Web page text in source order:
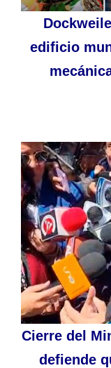
edificio
Cierre del
defiende